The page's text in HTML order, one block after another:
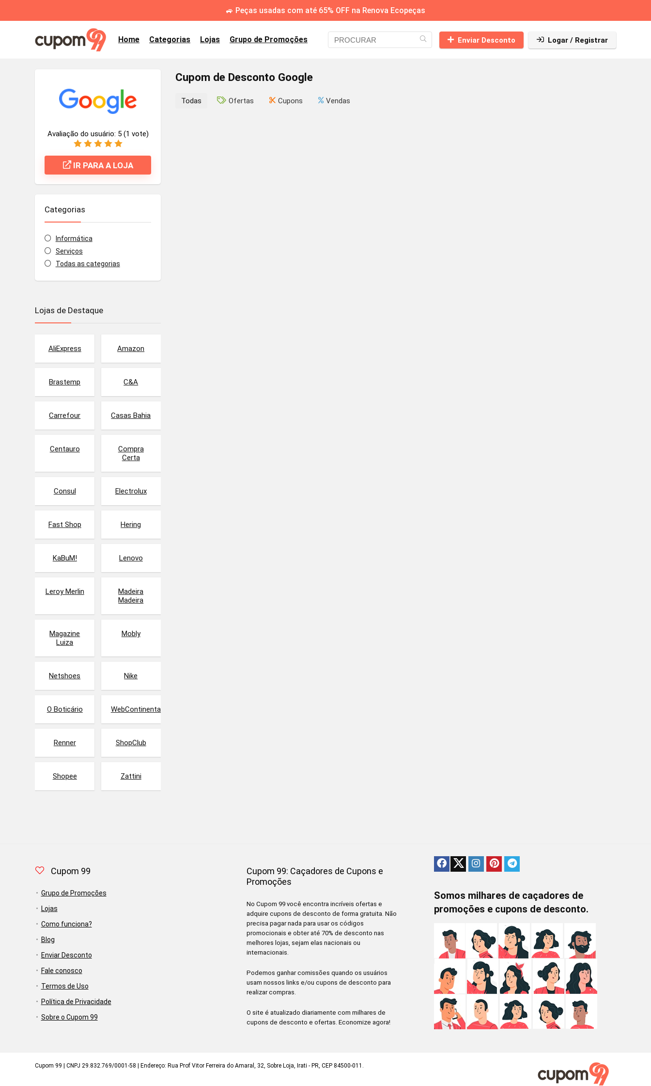
🚙 Peças usadas com até 65% OFF na Renova Ecopeças
Home Categorias Lojas Grupo de Promoções Enviar Desconto Logar / Registrar
Cupom de Desconto Google
Avaliação do usuário: 5 (1 vote)
IR PARA A LOJA
Categorias
Informática
Serviços
Todas as categorias
Todas Ofertas Cupons Vendas
Lojas de Destaque
AliExpress Amazon
Brastemp C&A
Carrefour Casas Bahia
Centauro
Compra
Certa
Consul Electrolux
Fast Shop Hering
KaBuM! Lenovo
Leroy Merlin
Madeira
Madeira
Magazine
Luiza
Mobly
Netshoes Nike
O Boticário WebContinental
Renner ShopClub
Shopee Zattini
Cupom 99
Grupo de Promoções
Lojas
Como funciona?
Blog
Enviar Desconto
Fale conosco
Termos de Uso
Política de Privacidade
Sobre o Cupom 99
Cupom 99: Caçadores de Cupons e
Promoções
No Cupom 99 você encontra incríveis ofertas e
adquire cupons de desconto de forma gratuita. Não
precisa pagar nada para usar os códigos
promocionais e obter até 70% de desconto nas
melhores lojas, sejam elas nacionais ou
internacionais.
Podemos ganhar comissões quando os usuários
usam nossos links e/ou cupons de desconto para
realizar compras.
O site é atualizado diariamente com milhares de
cupons de desconto e ofertas. Economize agora!
Somos milhares de caçadores de
promoções e cupons de desconto.
Cupom 99 | CNPJ 29.832.769/0001-58 | Endereço: Rua Prof Vitor Ferreira do Amaral, 32, Sobre Loja, Irati - PR, CEP 84500-011.